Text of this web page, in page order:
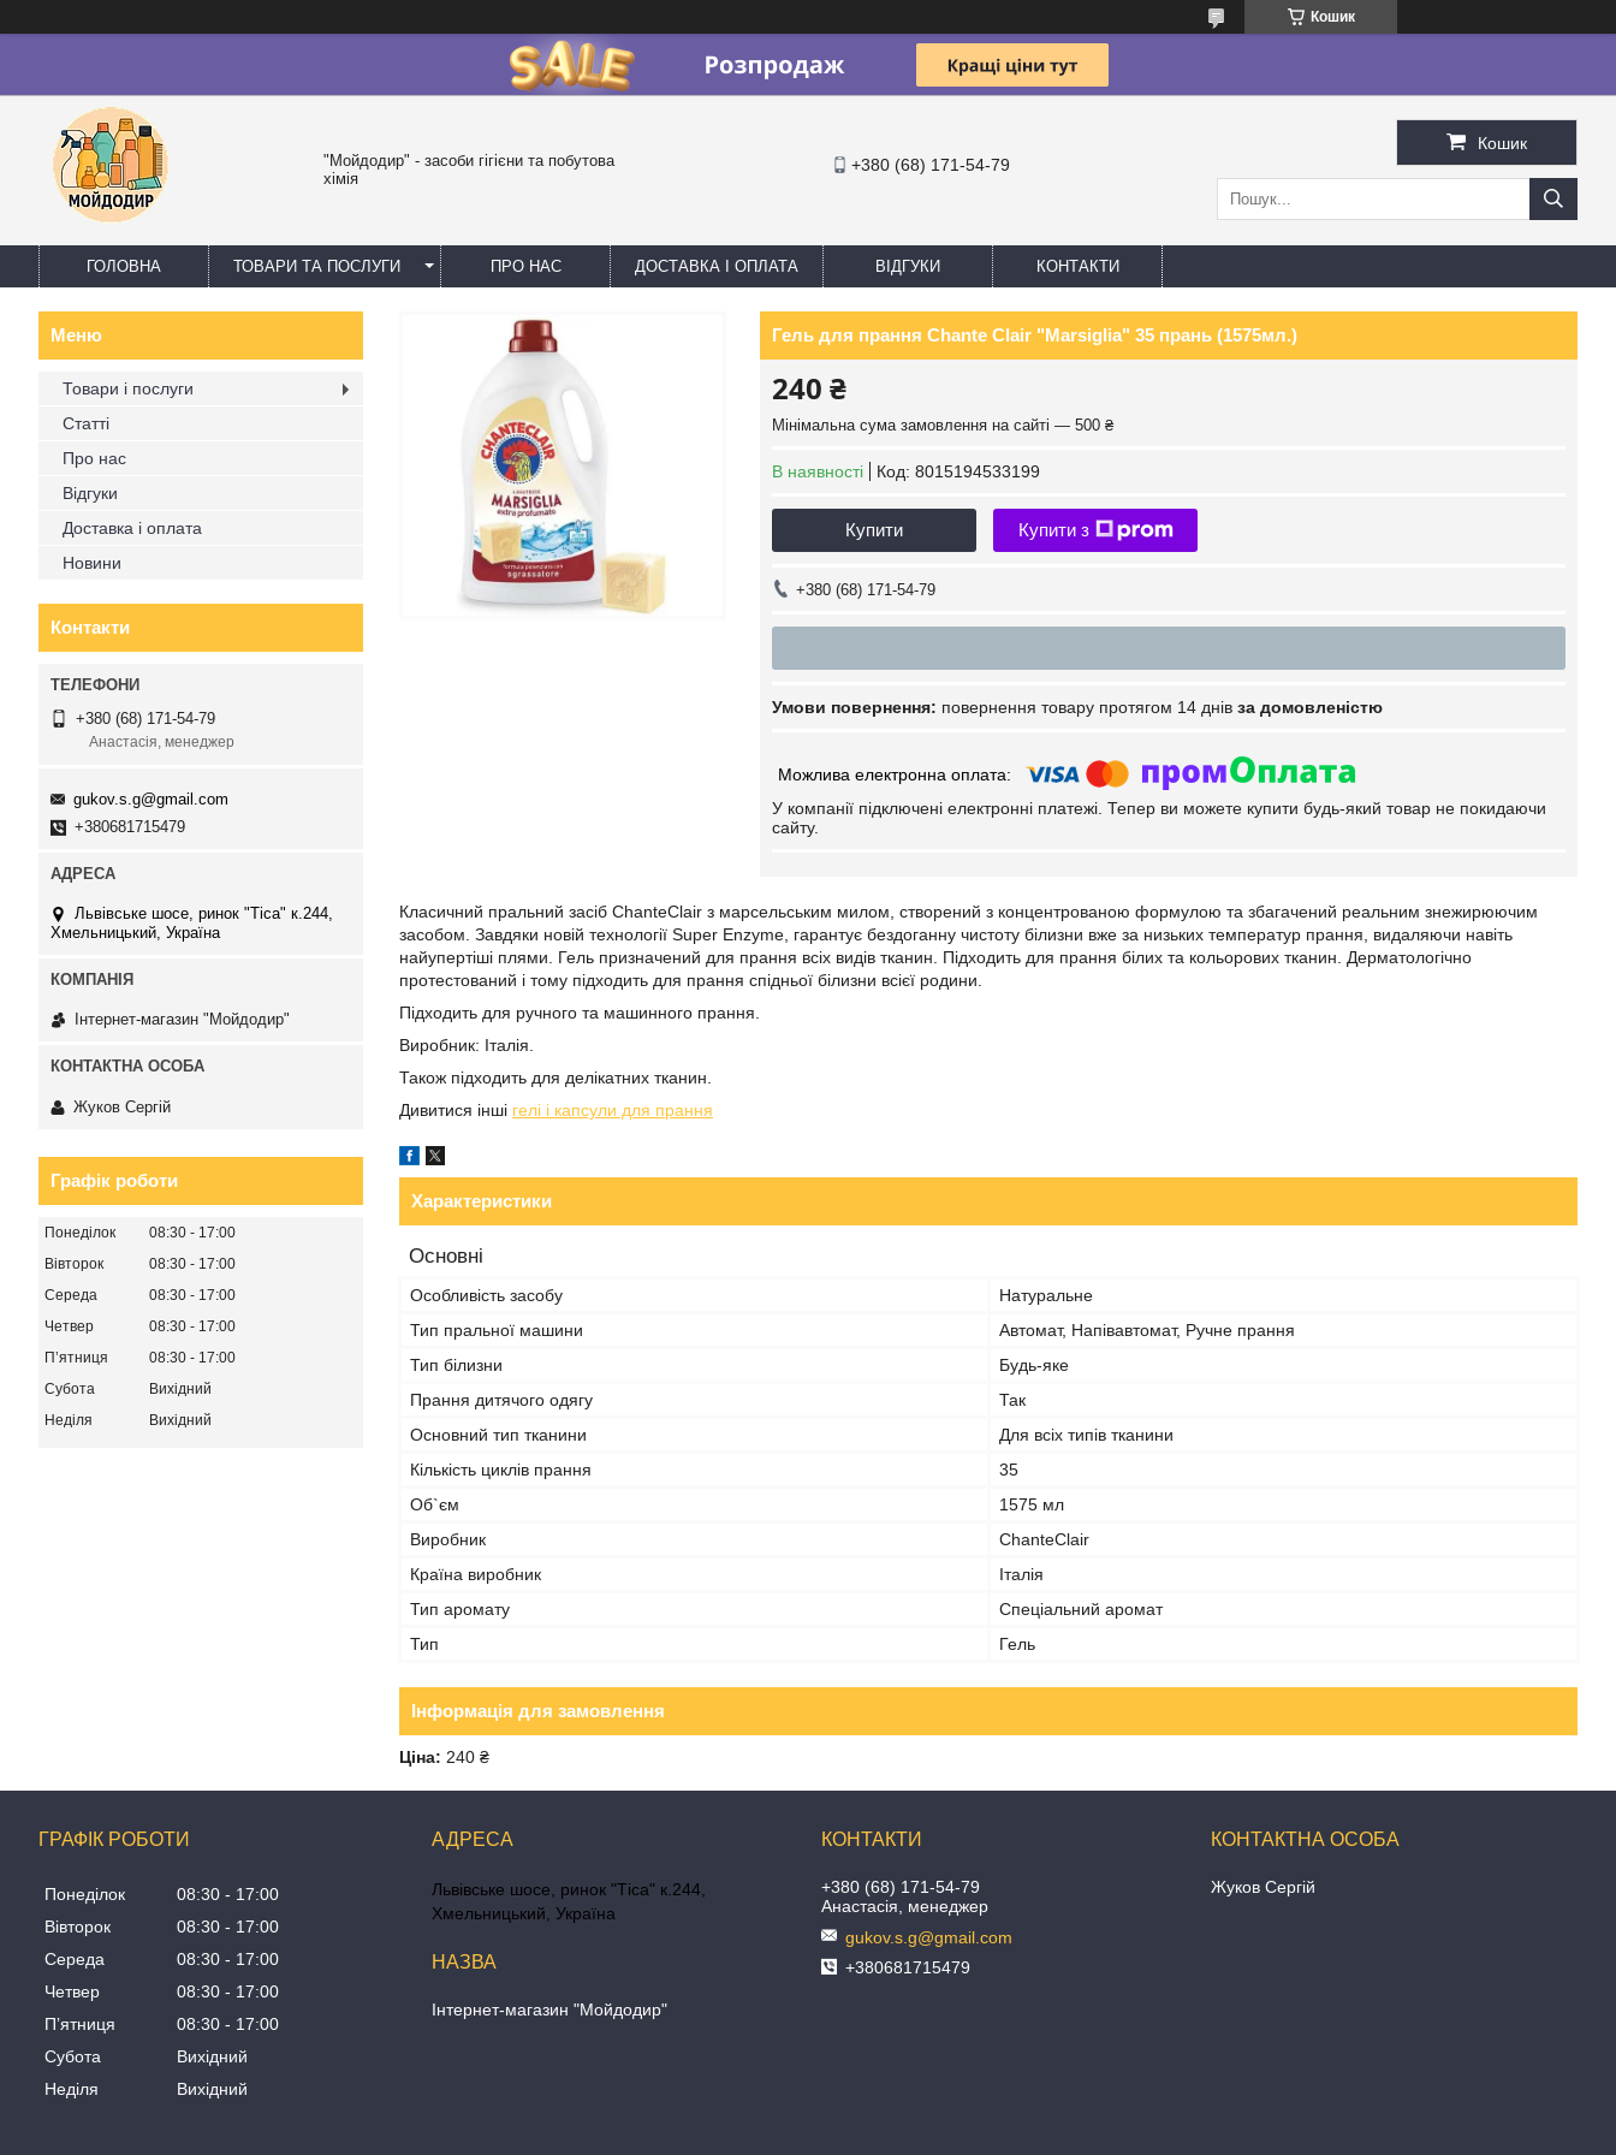
Кошик
"Мойдодир" - засоби гігієни та побутова
хімія
+380 (68) 171-54-79
Кошик
ГОЛОВНА ТОВАРИ ТА ПОСЛУГИ ПРО НАС ДОСТАВКА І ОПЛАТА ВІДГУКИ КОНТАКТИ
Гель для прання Chante Clair "Marsiglia" 35 прань (1575мл.)
240 ₴
Мінімальна сума замовлення на сайті — 500 ₴
В наявності Код: 8015194533199
Купити Купити з
+380 (68) 171-54-79
повернення товару протягом 14 днів за домовленістю
У компанії підключені електронні платежі. Тепер ви можете купити будь-який товар не покидаючи
сайту.
Класичний пральний засіб ChanteClair з марсельським милом, створений з концентрованою формулою та збагачений реальним знежирюючим
засобом. Завдяки новій технології Super Enzyme, гарантує бездоганну чистоту білизни вже за низьких температур прання, видаляючи навіть
найупертіші плями. Гель призначений для прання всіх видів тканин. Підходить для прання білих та кольорових тканин. Дерматологічно
протестований і тому підходить для прання спідньої білизни всієї родини.
Підходить для ручного та машинного прання.
Виробник: Італія.
Також підходить для делікатних тканин.
Дивитися інші гелі і капсули для прання
Характеристики
Основні
Особливість засобу
Натуральне
Тип пральної машини
Автомат, Напівавтомат, Ручне прання
Тип білизни
Будь-яке
Прання дитячого одягу
Так
Основний тип тканини
Для всіх типів тканини
Кількість циклів прання
35
Об`єм
1575 мл
Виробник
ChanteClair
Країна виробник
Італія
Тип аромату
Спеціальний аромат
Тип
Гель
Інформація для замовлення
Ціна: 240 ₴
Товари і послуги
Статті
Про нас
Відгуки
Доставка і оплата
Новини
Контакти
+380 (68) 171-54-79
Анастасія, менеджер
gukov.s.g@gmail.com
+380681715479
Львівське шосе, ринок "Тіса" к.244,
Хмельницький, Україна
Інтернет-магазин "Мойдодир"
Жуков Сергій
Графік роботи
Понеділок 08:30
17:00
Вівторок
08:30
17:00
Середа
08:30
17:00
Четвер
08:30
17:00
Пʼятниця
08:30
17:00
Субота
Вихідний
Неділя
Вихідний
ГРАФІК РОБОТИ
Понеділок 08:30
17:00
Вівторок
08:30
17:00
Середа
08:30
17:00
Четвер
08:30
17:00
Пʼятниця
08:30
17:00
Субота
Вихідний
Неділя
Вихідний
Львівське шосе, ринок "Тіса" к.244,
Хмельницький, Україна
Інтернет-магазин "Мойдодир"
+380 (68) 171-54-79
Анастасія, менеджер
gukov.s.g@gmail.com
+380681715479
Жуков Сергій